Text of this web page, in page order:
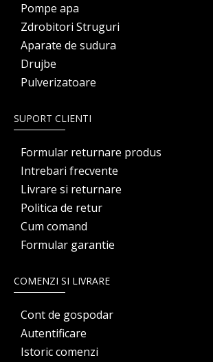
Pompe apa
Zdrobitori Struguri
Aparate de sudura
Drujbe
Pulverizatoare
SUPORT CLIENTI
Formular returnare produs
Intrebari frecvente
Livrare si returnare
Politica de retur
Cum comand
Formular garantie
COMENZI SI LIVRARE
Cont de gospodar
Autentificare
Istoric comenzi